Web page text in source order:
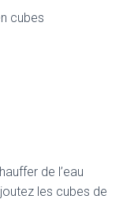
cubes
de l’eau
les cubes de